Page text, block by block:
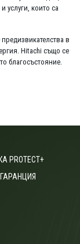
услуги, които са
в
Hitachi също се
благосъстояние.
PROTECT+